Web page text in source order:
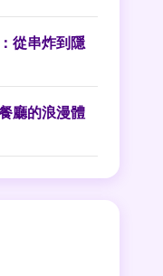
從串炸到隱
廳的浪漫體